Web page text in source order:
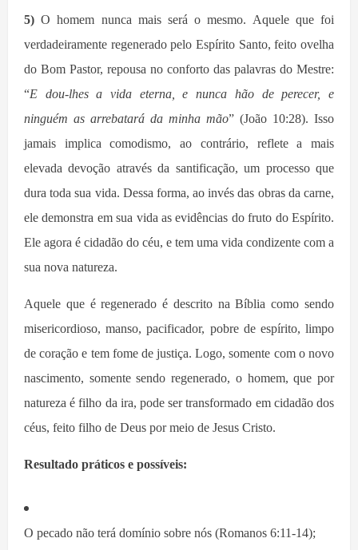
5)O homem nunca mais será o mesmo. Aquele que foi
verdadeiramente regenerado pelo Espírito Santo, feito ovelha
do Bom Pastor, repousa no conforto das palavras do Mestre:
“E dou-lhes a vida eterna, e nunca hão de perecer, e
ninguém as arrebatará da minha mão” (João 10:28). Isso
jamais implica comodismo, ao contrário, reflete a mais
elevada devoção através da santificação, um processo que
dura toda sua vida. Dessa forma, ao invés das obras da carne,
ele demonstra em sua vida as evidências do fruto do Espírito.
Ele agora é cidadão do céu, e tem uma vida condizente com a
sua nova natureza.
Aquele que é regenerado é descrito na Bíblia como sendo
misericordioso, manso, pacificador, pobre de espírito, limpo
de coração e tem fome de justiça. Logo, somente com o novo
nascimento, somente sendo regenerado, o homem, que por
natureza é filho da ira, pode ser transformado em cidadão dos
céus, feito filho de Deus por meio de Jesus Cristo.
Resultado práticos e possíveis:
O pecado não terá domínio sobre nós (Romanos 6:11-14);